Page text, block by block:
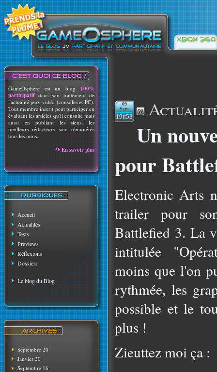
GameOsphère est un blog 100%
participatif dans son traitement de
l'actualité jeux-vidéo (consoles et PC).
Tout membre inscrit peut participer en
évaluant les articles qu'il consulte mais
aussi en publiant les siens; les
meilleurs rédacteurs sont rémunérés
tous les mois.
En savoir plus
Accueil
Actualités
Tests
Previews
Réflexions
Dossiers
Le blog du Blog
Septembre 20
Janvier 20
Septembre 16
09
Sept
19h53
Un
pour
Electronic Arts
trailer pour
Battlefied 3. La
intitulée
moins que l'on
rythmée, les
possible et le
plus !
Zieuttez moi ça :